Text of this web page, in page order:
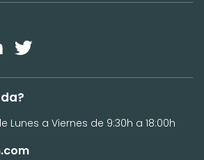
Lunes a Viernes de 9:30h a 18:00h